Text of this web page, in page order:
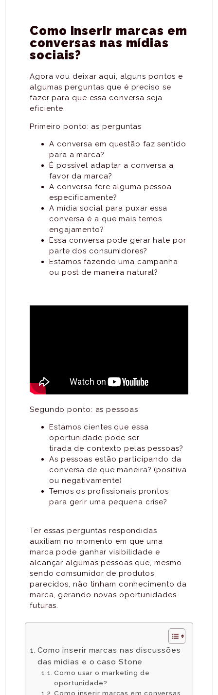
Como inserir marcas em
conversas nas mídias
sociais?
Agora vou deixar aqui, alguns pontos e
algumas perguntas que é preciso se
fazer para que essa conversa seja
eficiente.
Primeiro ponto: as perguntas
A conversa em questão faz sentido
para a marca?
É possível adaptar a conversa a
favor da marca?
A conversa fere alguma pessoa
especificamente?
A mídia social para puxar essa
conversa é a que mais temos
engajamento?
Essa conversa pode gerar hate por
parte dos consumidores?
Estamos fazendo uma campanha
ou post de maneira natural?
Segundo ponto: as pessoas
Estamos cientes que essa
oportunidade pode ser
tirada de contexto pelas pessoas?
As pessoas estão participando da
conversa de que maneira? (positiva
ou negativamente)
Temos os profissionais prontos
para gerir uma pequena crise?
Ter essas perguntas respondidas
auxiliam no momento em que uma
marca pode ganhar visibilidade e
alcançar algumas pessoas que, mesmo
sendo comsumidor de produtos
parecidos, não tinham conhecimento da
marca, gerando novas oportunidades
futuras.
Como inserir marcas nas discussões
das mídias e o caso Stone
Como usar o marketing de
oportunidade?
Como inserir marcas em conversas